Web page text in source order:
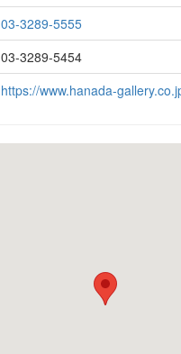
03-3289-5555
03-3289-5454
https://www.hanada-